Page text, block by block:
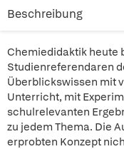
Beschreibung
Chemiedidaktik heute
Studienreferendaren
Überblickswissen mit
Unterricht, mit
schulrelevanten
zu jedem Thema. Die
erprobten Konzept